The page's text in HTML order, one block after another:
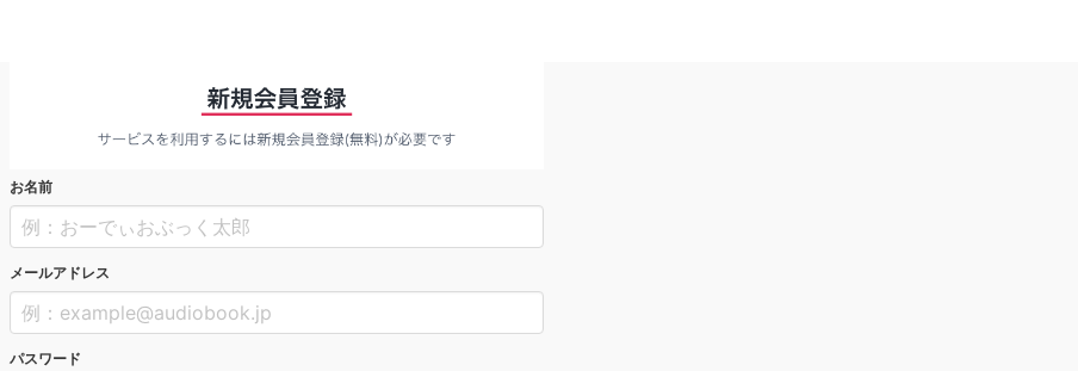
お名前
メールアドレス
パスワード